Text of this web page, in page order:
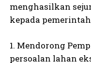
menghasilkan
kepada
1. Mendorong
persoalan lahan